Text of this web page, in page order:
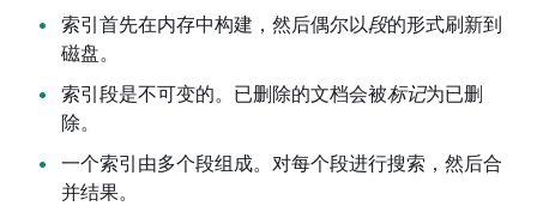
索引首先在内存中构建，然后偶尔以段的形式刷新到
磁盘。
索引段是不可变的。已删除的文档会被标记为已删
除。
一个索引由多个段组成。对每个段进行搜索，然后合
并结果。